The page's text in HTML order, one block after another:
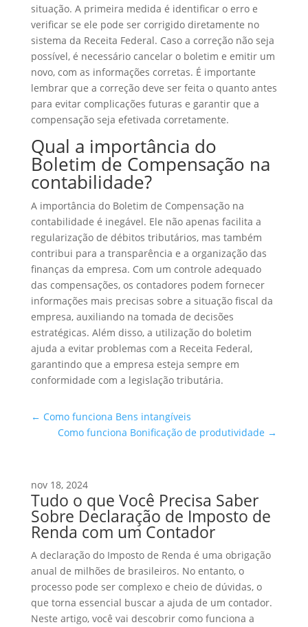
situação. A primeira medida é identificar o erro e
verificar se ele pode ser corrigido diretamente no
sistema da Receita Federal. Caso a correção não seja
possível, é necessário cancelar o boletim e emitir um
novo, com as informações corretas. É importante
lembrar que a correção deve ser feita o quanto antes
para evitar complicações futuras e garantir que a
compensação seja efetivada corretamente.
Qual a importância do
Boletim de Compensação na
contabilidade?
A importância do Boletim de Compensação na
contabilidade é inegável. Ele não apenas facilita a
regularização de débitos tributários, mas também
contribui para a transparência e a organização das
finanças da empresa. Com um controle adequado
das compensações, os contadores podem fornecer
informações mais precisas sobre a situação fiscal da
empresa, auxiliando na tomada de decisões
estratégicas. Além disso, a utilização do boletim
ajuda a evitar problemas com a Receita Federal,
garantindo que a empresa esteja sempre em
conformidade com a legislação tributária.
← Como funciona Bens intangíveis
Como funciona Bonificação de produtividade →
nov 18, 2024
Tudo o que Você Precisa Saber
Sobre Declaração de Imposto de
Renda com um Contador
A declaração do Imposto de Renda é uma obrigação
anual de milhões de brasileiros. No entanto, o
processo pode ser complexo e cheio de dúvidas, o
que torna essencial buscar a ajuda de um contador.
Neste artigo, você vai descobrir como funciona a